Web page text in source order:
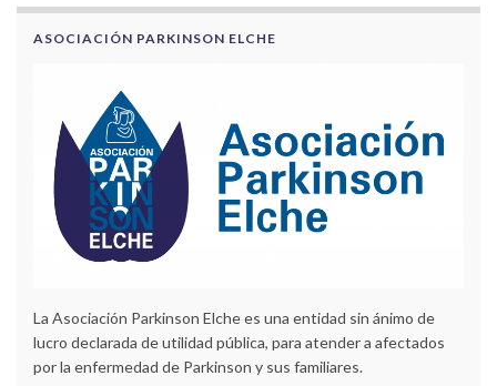
ASOCIACIÓN PARKINSON ELCHE
La Asociación Parkinson Elche es una entidad sin ánimo de
lucro declarada de utilidad pública, para atender a afectados
por la enfermedad de Parkinson y sus familiares.